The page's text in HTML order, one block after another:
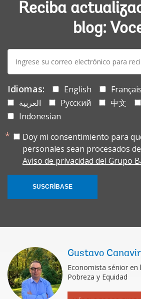
Reciba
blog:
mail:
Idiomas: English Français
العربية
Русский 中文
Indonesian
Doy mi consentimiento para
personales sean procesados
Aviso de privacidad del Grupo
SUSCRÍBASE
Gustavo
Economista sénior en
Pobreza y Equidad